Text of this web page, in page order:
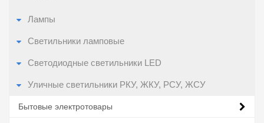
Лампы
Светильники ламповые
Светодиодные светильники LED
Уличные светильники РКУ, ЖКУ, РСУ, ЖСУ
Бытовые электротовары